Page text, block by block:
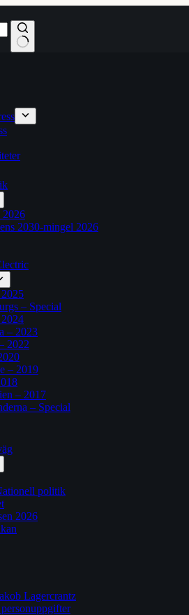
2026
2030-mingel 2026
– Special
– 2023
2022
– 2019
– 2017
– Special
politik
2026
Lagercrantz